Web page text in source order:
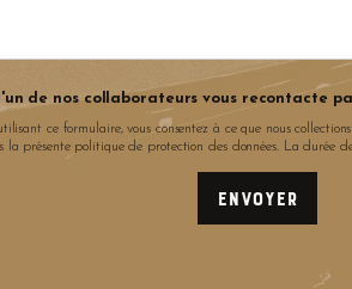
de nos collaborateurs vous recontacte
ce formulaire, vous consentez à ce que nous
présente politique de protection des données. La durée de